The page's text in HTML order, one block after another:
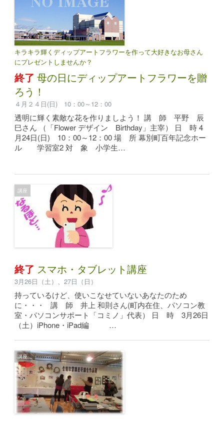
キラキラ輝くディップアートフラワーを作って大好きなお母さん
にプレゼントしませんか？
終了母の日にディップアートフラワーを贈
ろう！
４月２４日(日) 10：00～12：00
透明に輝く素敵な花を作りましよう！ 講 師 平野 辰
巳さん （「Flower デザイン Birthday」主宰） 日 時 4
月24日(日) 10：00～12：00 場 所 幕別町百年記念ホー
ル 学習室2 対 象 小学生…
講座
終了 スマホ・タブレット講座
3月26日（土）、27日（日）
持っているけど、使いこなせていないあなたのため
に・・・ 講 師 井上 和則さん(町内在住、パソコン教
室・パソコンサポート「コミノ」代表） 日 時 3月26日
（土）iPhone・iPad編 …
講座